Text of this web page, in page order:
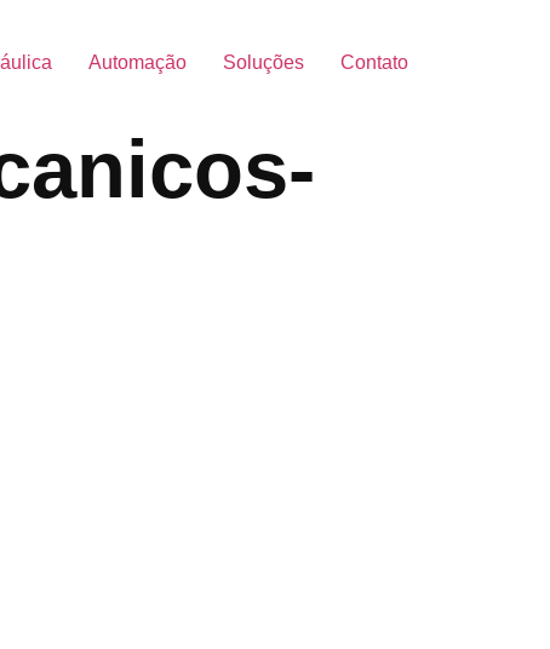
Automação Soluções Contato